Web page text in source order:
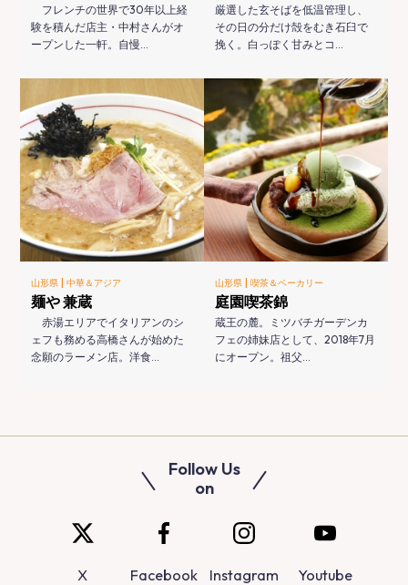
フレンチの世界で30年以上経
験を積んだ店主・中村さんがオ
ープンした一軒。自慢…
厳選した玄そばを低温管理し、
その日の分だけ殻をむき石臼で
挽く。白っぽく甘みとコ…
山形県 |中華＆アジア
麺や 兼蔵
赤湯エリアでイタリアンのシ
ェフも務める高橋さんが始めた
念願のラーメン店。洋食…
山形県 | 喫茶＆ベーカリー
庭園喫茶錦
蔵王の麓。ミツバチガーデンカ
フェの姉妹店として、2018年7月
にオープン。祖父…
Follow Us
on
X Facebook Instagram Youtube